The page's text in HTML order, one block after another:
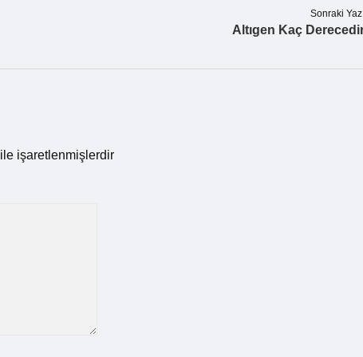
Sonraki
Altıgen Kaç
ile işaretlenmişlerdir